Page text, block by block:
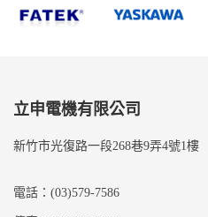
立申電機有限公司
新竹市光復路一段268巷9弄4號1樓
電話：(03)579-7586